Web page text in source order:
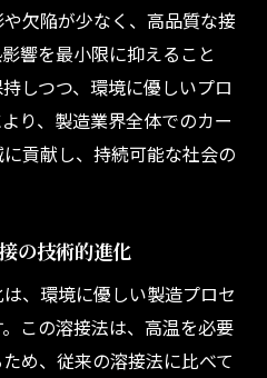
欠陥が少なく、高品質な接
響を最小限に抑えること
しつつ、環境に優しいプロ
り、製造業界全体でのカー
貢献し、持続可能な社会の
の技術的進化
、環境に優しい製造プロセ
この溶接法は、高温を必要
め、従来の溶接法に比べて